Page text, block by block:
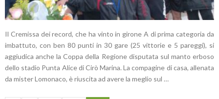
Il Cremissa dei record, che ha vinto in girone A di prima categoria da
imbattuto, con ben 80 punti in 30 gare (25 vittorie e 5 pareggi), si
aggiudica anche la Coppa della Regione disputata sul manto erboso
dello stadio Punta Alice di Cirò Marina. La compagine di casa, allenata
da mister Lomonaco, è riuscita ad avere la meglio sul …